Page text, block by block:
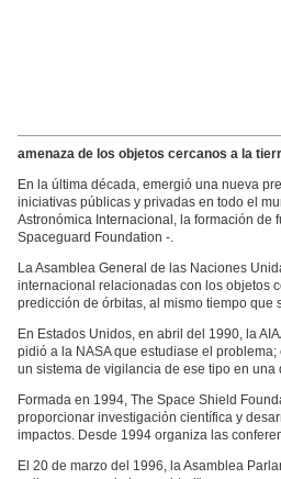
amenaza de los objetos cercanos a la
En la última década, emergió una nueva
iniciativas públicas y privadas en todo el
Astronómica Internacional, la formación de
Spaceguard Foundation -.
La Asamblea General de las Naciones
internacional relacionadas con los objetos
predicción de órbitas, al mismo tiempo
En Estados Unidos, en abril del 1990, la
pidió a la NASA que estudiase el
un sistema de vigilancia de ese tipo en
Formada en 1994, The Space Shield
proporcionar investigación científica y
impactos. Desde 1994 organiza las
El 20 de marzo del 1996, la Asamblea